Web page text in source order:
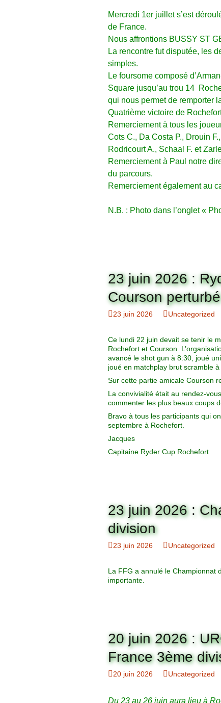
Mercredi 1er juillet s’est
de France.
Nous affrontions BUSSY ST
La rencontre fut disputée, les
simples.
Le foursome composé
Square jusqu’au trou 14
qui nous permet de remporter
Quatrième victoire de
Remerciement à tous les
Cots C., Da Costa P., Drouin
Rodricourt A., Schaal F. et
Remerciement à Paul notre
du parcours.
Remerciement également au
N.B. : Photo dans l’onglet «
23 juin 2026 :
Courson
23 juin 2026 Uncategorized
Ce lundi 22 juin devait se tenir le
Rochefort et Courson.
avancé le shot gun à 8:30, joué
joué en matchplay brut scramble à
Sur cette partie amicale Courson
La convivialité était au rendez-
commenter les plus beaux coups
Bravo à tous les participants qui
septembre à Rochefort.
Jacques
Capitaine Ryder Cup Rochefort
23 juin 2026 :
division
23 juin 2026 Uncategorized
La FFG a annulé le Championnat
importante.
20 juin 2026 :
France 3ème
20 juin 2026 Uncategorized
Du 23 au 26 juin aura lieu à